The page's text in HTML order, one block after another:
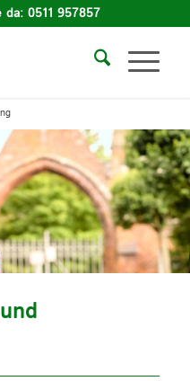
0511 957857